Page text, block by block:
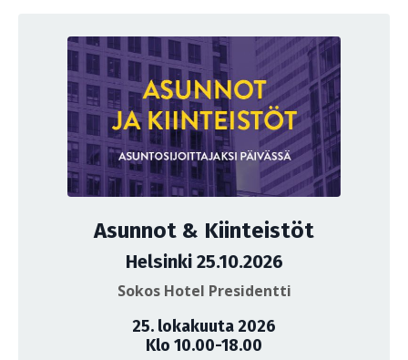
Asunnot & Kiinteistöt
Helsinki 25.10.2026
Sokos Hotel Presidentti
25. lokakuuta 2026
Klo 10.00-18.00